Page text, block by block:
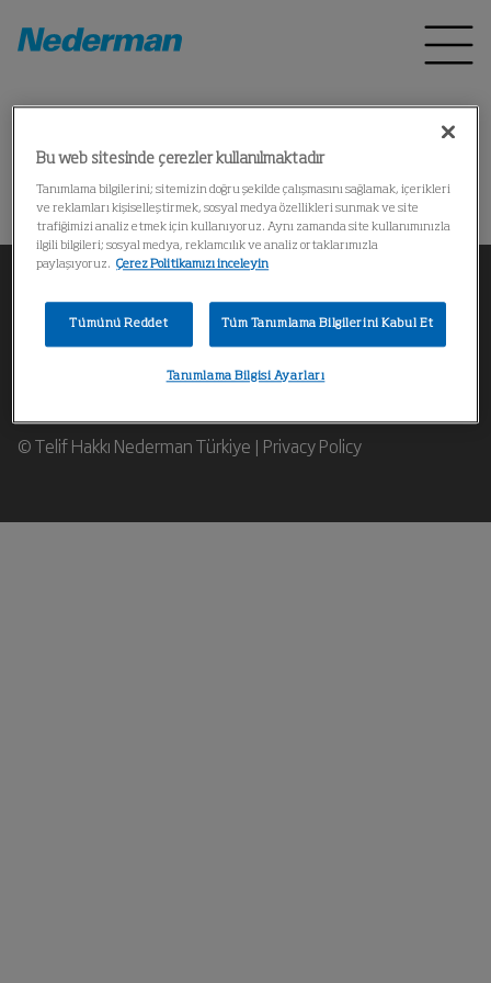
操作失败
Bir Nederman endüstriyel hava filtreleme uzmanıyla
© Telif Hakkı Nederman Türkiye | Privacy Policy
Bu web sitesinde çerezler kullanılmaktadır
Tanımlama bilgilerini; sitemizin doğru şekilde çalışmasını sağlamak, içerikleri
ve reklamları kişiselleştirmek, sosyal medya özellikleri sunmak ve site
trafiğimizi analiz etmek için kullanıyoruz. Aynı zamanda site kullanımınızla
ilgili bilgileri; sosyal medya, reklamcılık ve analiz ortaklarımızla
paylaşıyoruz. Çerez Politikamızı inceleyin
Tümünü Reddet Tüm Tanımlama Bilgilerini Kabul Et
Tanımlama Bilgisi Ayarları